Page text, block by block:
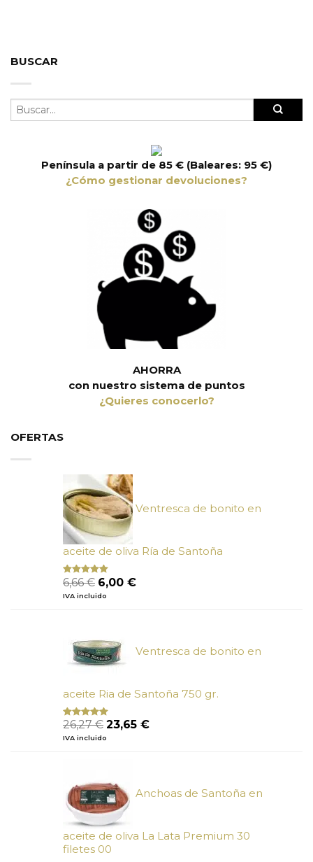
BUSCAR
Península a partir de 85 € (Baleares: 95 €)
¿Cómo gestionar devoluciones?
AHORRA
con nuestro sistema de puntos
¿Quieres conocerlo?
OFERTAS
Ventresca de bonito en
aceite de oliva Ría de Santoña
Valorado
con
de 5
6,66€ El
precio
6,00 €El
IVA incluido
Ventresca de bonito en
aceite Ria de Santoña 750 gr.
Valorado
con
5
26,27€ El
precio
23,65 €El
IVA incluido
Anchoas de Santoña en
aceite de oliva La Lata Premium 30
filetes 00